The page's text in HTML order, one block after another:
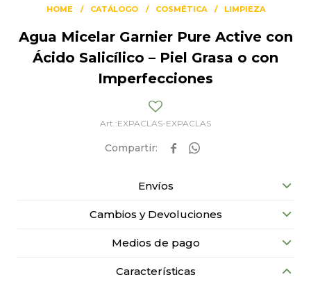
HOME CATÁLOGO COSMÉTICA LIMPIEZA
Agua Micelar Garnier Pure Active con
Ácido Salicílico – Piel Grasa o con
Imperfecciones
EXPACLAS-EXPACLAS
 
Envíos
Cambios y Devoluciones
Medios de pago
Características